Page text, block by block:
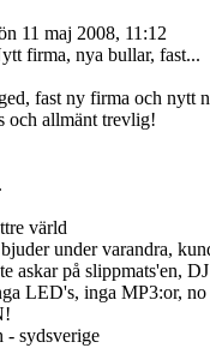
11 maj 2008, 11:12
firma, nya bullar, fast...
fast ny firma och nytt
och allmänt trevlig!
värld
under varandra,
askar på slippmats'en,
LED's, inga MP3:or, no
- sydsverige